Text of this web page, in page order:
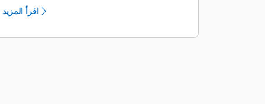
والخدمة بشكل أكثر أمانًا
مصابيح LED داخلية، وعصي تحكم ولوحات
مفاتيح بإضاءة خلفية؛ ومصابيح خارجية ذات
اقرأ المزيد